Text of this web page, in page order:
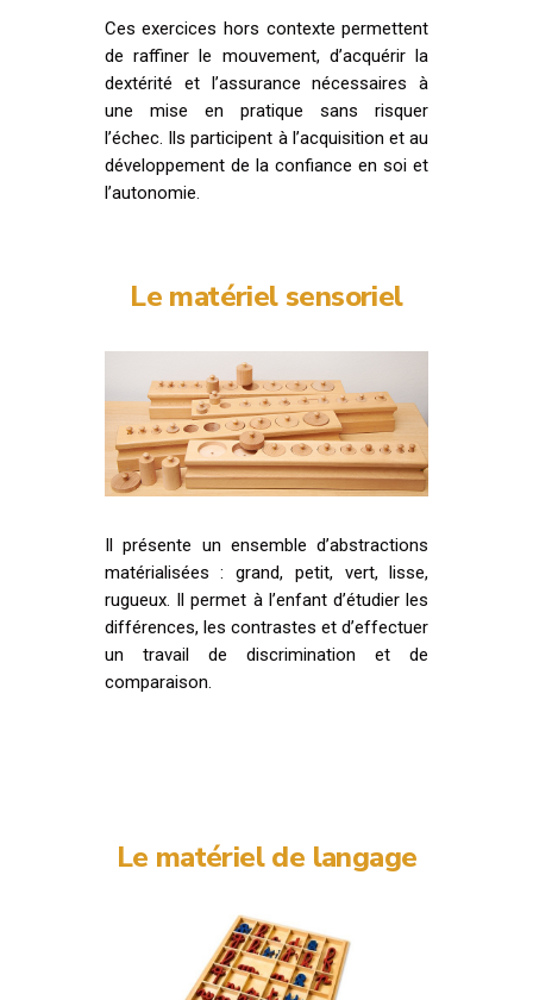
Ces exercices hors contexte permettent
de raffiner le mouvement, d’acquérir la
dextérité et l’assurance nécessaires à
une mise en pratique sans risquer
l’échec. Ils participent à l’acquisition et au
développement de la confiance en soi et
l’autonomie.
Le matériel sensoriel
Il présente un ensemble d’abstractions
matérialisées : grand, petit, vert, lisse,
rugueux. Il permet à l’enfant d’étudier les
différences, les contrastes et d’effectuer
un travail de discrimination et de
comparaison.
Le matériel de langage